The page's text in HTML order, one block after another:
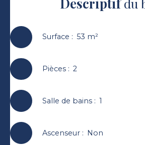
Surface : 53 m²
Pièces: 2
Salle de bains: 1
Ascenseur: Non